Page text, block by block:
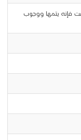
فإنه يتمها ووجوب